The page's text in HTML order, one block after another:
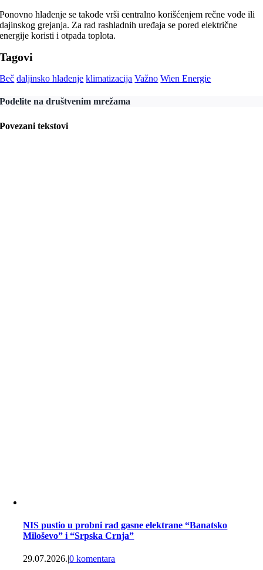
Ponovno hlađenje se takođe vrši centralno korišćenjem rečne vode ili
dajinskog grejanja. Za rad rashladnih uređaja se pored električne
energije koristi i otpada toplota.
Tagovi
Beč daljinsko hlađenje klimatizacija Važno Wien Energie
Podelite na društvenim mrežama
Povezani tekstovi
NIS pustio u probni rad gasne elektrane “Banatsko
Miloševo” i “Srpska Crnja”
29.07.2026.|0 komentara